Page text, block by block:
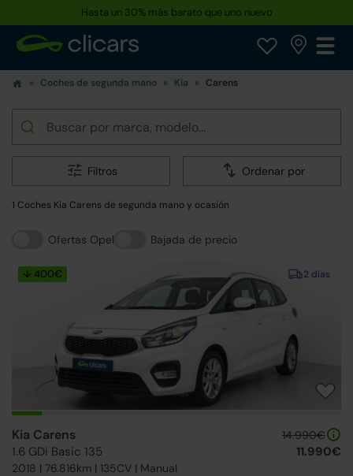
Hasta un 30% más barato que uno nuevo
Coches de segunda mano Kia Carens
Filtros Ordenar por
1 Coches Kia Carens de segunda mano y ocasión
Ofertas Opel Bajada de precio
2 días
↓ 400€
Kia Carens
1.6 GDi Basic 135
2018 | 76.816km | 135CV | Manual
14.990€
11.990€